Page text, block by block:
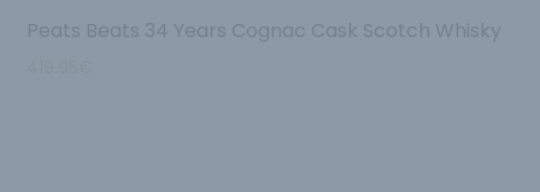
Peats Beats 34 Years Cognac Cask Scotch Whisky